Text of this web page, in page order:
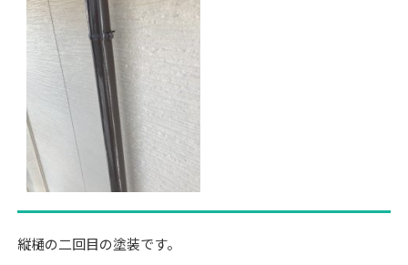
縦樋の二回目の塗装です。